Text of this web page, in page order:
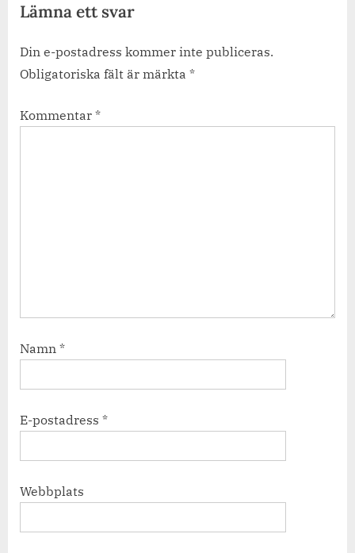
Lämna ett svar
Din e-postadress kommer inte publiceras.
Obligatoriska fält är märkta *
Kommentar *
Namn *
E-postadress *
Webbplats